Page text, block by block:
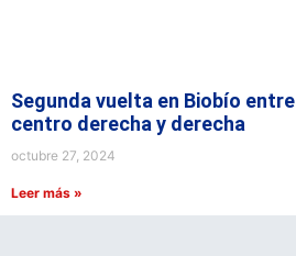
Segunda vuelta en Biobío
centro derecha y derecha
octubre 27, 2024
Leer más »